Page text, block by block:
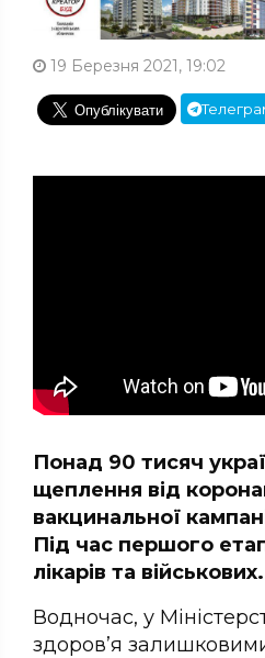
19 Березня 2021, 19:02
Понад 90 тисяч
щеплення від
вакцинальної
Під час першого
лікарів та військових.
Водночас, у
здоров’я